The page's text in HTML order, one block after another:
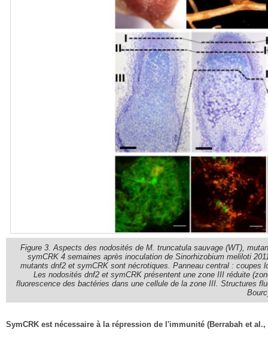
Figure 3. Aspects des nodosités de M. truncatula sauvage (WT),
symCRK 4 semaines après inoculation de Sinorhizobium meliloti
mutants dnf2 et symCRK sont nécrotiques. Panneau central :
Les nodosités dnf2 et symCRK présentent une zone III réduite
fluorescence des bactéries dans une cellule de la zone III. Structures
SymCRK est nécessaire à la répression de l'immunité (Berrabah et